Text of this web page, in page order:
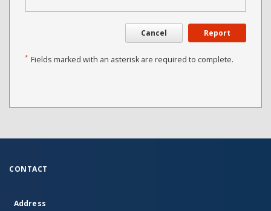
Cancel Report
* Fields marked with an asterisk are required to complete.
CONTACT
Address